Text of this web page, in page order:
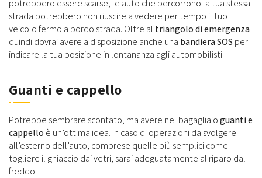
potrebbero essere scarse, le auto che percorrono la tua stessa
strada potrebbero non riuscire a vedere per tempo il tuo
veicolo fermo a bordo strada. Oltre al triangolo di emergenza
quindi dovrai avere a disposizione anche una bandiera SOS per
indicare la tua posizione in lontananza agli automobilisti.
Guanti e cappello
Potrebbe sembrare scontato, ma avere nel bagagliaioguanti e
cappello è un’ottima idea. In caso di operazioni da svolgere
all’esterno dell’auto, comprese quelle più semplici come
togliere il ghiaccio dai vetri, sarai adeguatamente al riparo dal
freddo.